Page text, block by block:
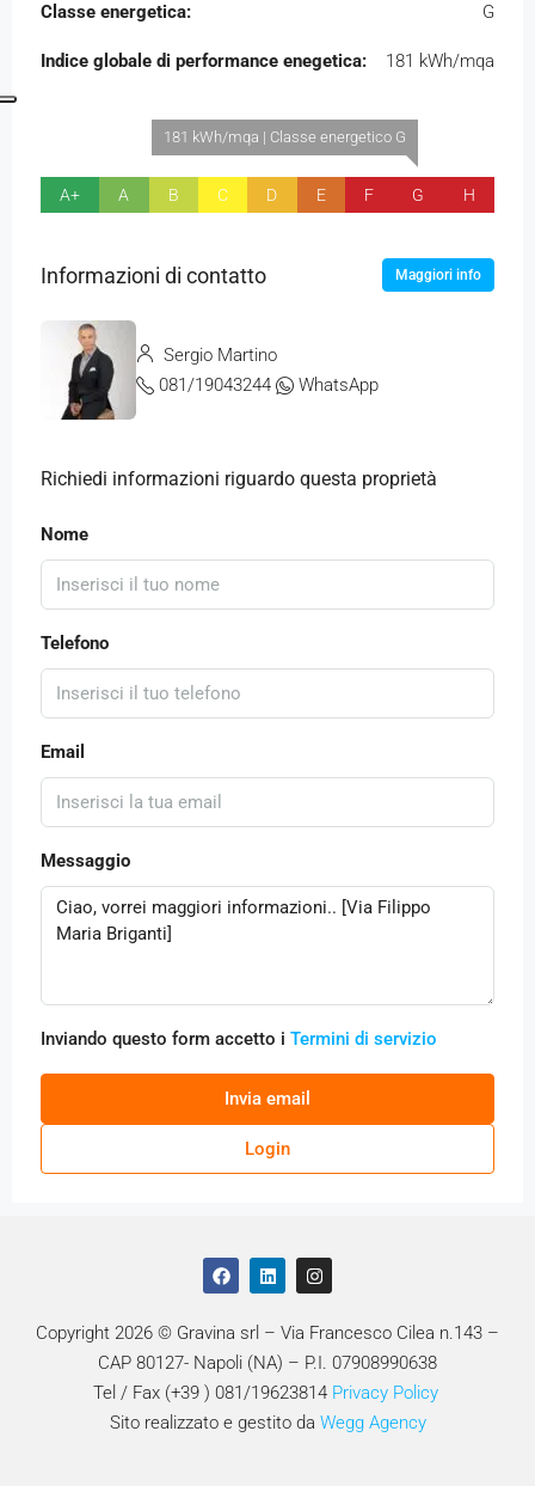
Classe energetica: G
Indice globale di performance enegetica: 181 kWh/mqa
A+ A B C D E F
181 kWh/mqa | Classe energetico G
G H
Informazioni di contatto Maggiori info
Sergio Martino
081/19043244
WhatsApp
Richiedi informazioni riguardo questa proprietà
Nome
Telefono
Email
Messaggio
Inviando questo form accetto i Termini di servizio
Invia email
Login
Copyright 2026 © Gravina srl – Via Francesco Cilea n.143 –
CAP 80127- Napoli (NA) – P.I. 07908990638
Tel / Fax (+39 ) 081/19623814 Privacy Policy
Sito realizzato e gestito da Wegg Agency